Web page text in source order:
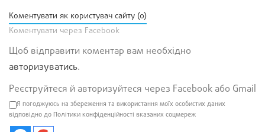
Коментувати як користувач сайту (0)
Коментувати через Facebook
Щоб відправити коментар вам необхідно
авторизуватись.
Реєструйтеся й авторизуйтеся через Facebook або Gmail
Я погоджуюсь на збереження та використання моїх особистих даних
відповідно до Політики конфіденційності вказаних соцмереж